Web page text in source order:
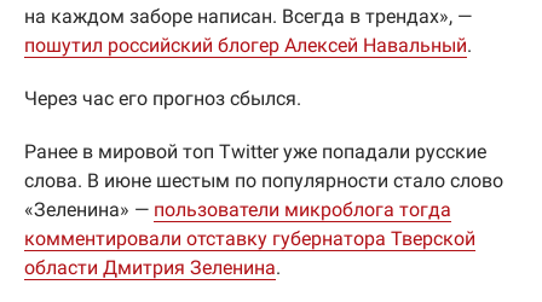
на каждом заборе написан. Всегда в трендах», —
пошутил российский блогер Алексей Навальный.
Через час его прогноз сбылся.
Ранее в мировой топ Twitter уже попадали русские
слова. В июне шестым по популярности стало слово
«Зеленина» — пользователи микроблога тогда
комментировали отставку губернатора Тверской
области Дмитрия Зеленина.